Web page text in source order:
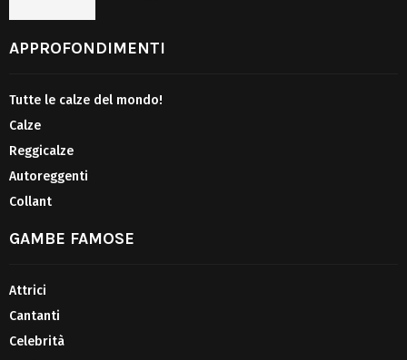
APPROFONDIMENTI
Tutte le calze del mondo!
Calze
Reggicalze
Autoreggenti
Collant
GAMBE FAMOSE
Attrici
Cantanti
Celebrità